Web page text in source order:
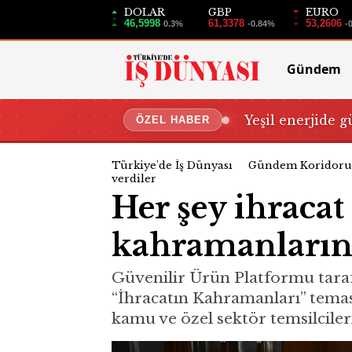
DOLAR
46,5998 0.3%
GBP
61,3378 -0.84%
EURO
53,2606 -
Gündem
ÖZEL HABER Yeşil enerjide
Türkiye'de İş Dünyası
Gündem Koridoru
verdiler
Her şey
Güvenilir Ürün Platformu
“İhracatın Kahramanları”
kamu ve özel sektör